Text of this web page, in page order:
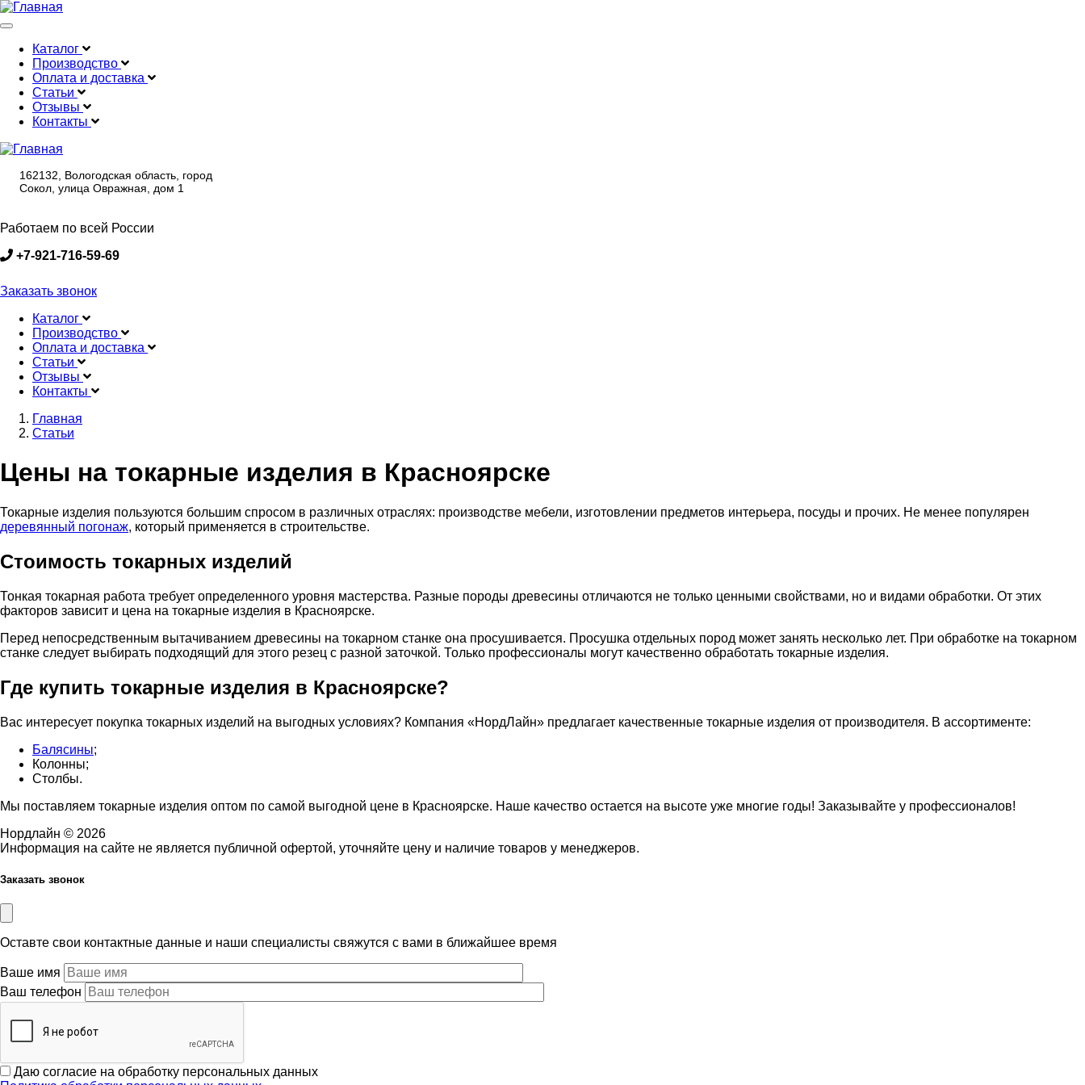
Меню
Main
navigation
Каталог
Производство
Оплата и доставка
Статьи
Отзывы
Контакты
162132, Вологодская область, город
Сокол, улица Овражная, дом 1
Работаем по всей России
+7-921-716-59-69
Заказать звонок
Main
navigation
Каталог
Производство
Оплата и доставка
Статьи
Отзывы
Контакты
Строка
навигации
Главная
Статьи
Цены на токарные изделия в Красноярске
Токарные изделия пользуются большим спросом в различных отраслях: производстве мебели, изготовлении предметов интерьера, посуды и прочих. Не менее популярен
деревянный погонаж, который применяется в строительстве.
Стоимость токарных изделий
Тонкая токарная работа требует определенного уровня мастерства. Разные породы древесины отличаются не только ценными свойствами, но и видами обработки. От этих
факторов зависит и цена на токарные изделия в Красноярске.
Перед непосредственным вытачиванием древесины на токарном станке она просушивается. Просушка отдельных пород может занять несколько лет. При обработке на токарном
станке следует выбирать подходящий для этого резец с разной заточкой. Только профессионалы могут качественно обработать токарные изделия.
Где купить токарные изделия в Красноярске?
Вас интересует покупка токарных изделий на выгодных условиях? Компания «НордЛайн» предлагает качественные токарные изделия от производителя. В ассортименте:
Балясины;
Колонны;
Столбы.
Мы поставляем токарные изделия оптом по самой выгодной цене в Красноярске. Наше качество остается на высоте уже многие годы! Заказывайте у профессионалов!
Нордлайн © 2026
Информация на сайте не является публичной офертой, уточняйте цену и наличие товаров у менеджеров.
Заказать звонок
Оставте свои контактные данные и наши специалисты свяжутся с вами в ближайшее время
Ваше имя
Ваш телефон
Даю согласие на обработку персональных данных